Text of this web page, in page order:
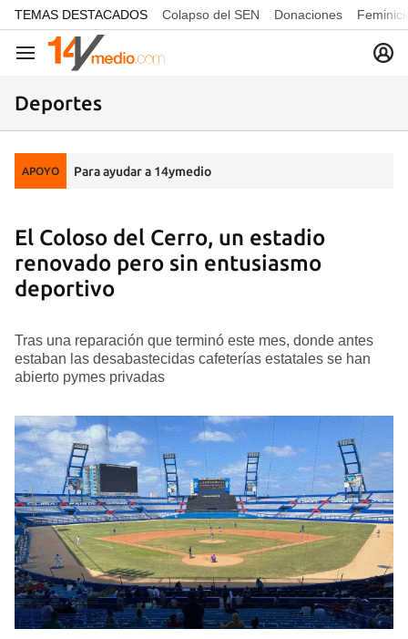
common.go-to-content
TEMAS DESTACADOS Colapso del SEN Donaciones
Navegación
Deportes
APOYO Para ayudar a 14ymedio
El Coloso del Cerro, un estadio
renovado pero sin entusiasmo
deportivo
Tras una reparación que terminó este mes, donde antes
estaban las desabastecidas cafeterías estatales se han
abierto pymes privadas